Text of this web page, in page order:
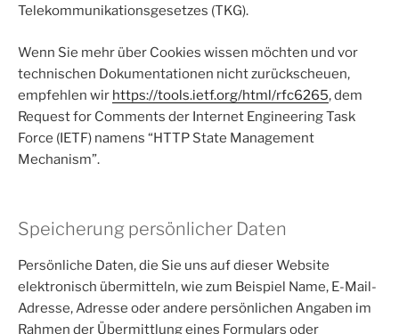
Telekommunikationsgesetzes (TKG).
Wenn Sie mehr über Cookies wissen möchten und vor
technischen Dokumentationen nicht zurückscheuen,
empfehlen wir https://tools.ietf.org/html/rfc6265, dem
Request for Comments der Internet Engineering Task
Force (IETF) namens “HTTP State Management
Mechanism”.
Speicherung persönlicher Daten
Persönliche Daten, die Sie uns auf dieser Website
elektronisch übermitteln, wie zum Beispiel Name, E-Mail-
Adresse, Adresse oder andere persönlichen Angaben im
Rahmen der Übermittlung eines Formulars oder